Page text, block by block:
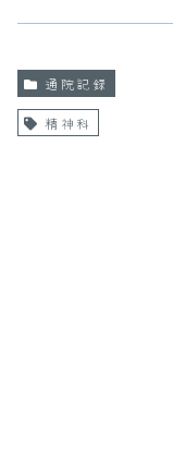
通院記録
精神科